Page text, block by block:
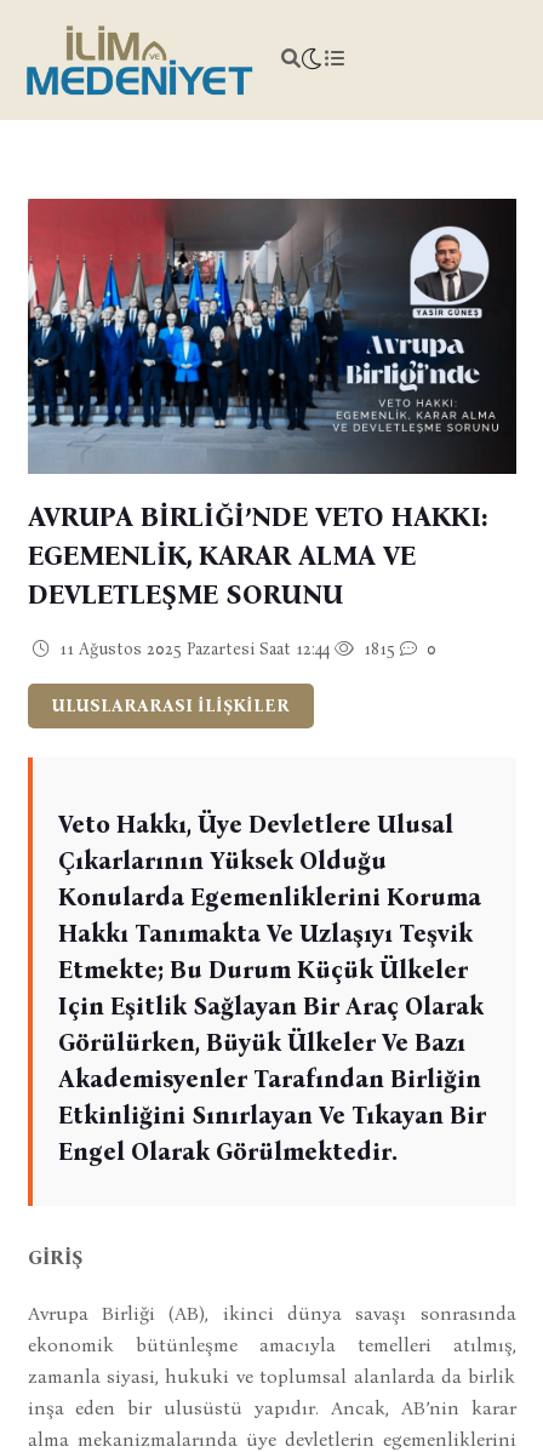
AVRUPA BİRLİĞİ’NDE VETO HAKKI:
EGEMENLİK, KARAR ALMA VE
DEVLETLEŞME SORUNU
11 Ağustos 2025 Pazartesi Saat 12:44 1815 0
ULUSLARARASI İLİŞKİLER
Veto Hakkı, Üye Devletlere Ulusal
Çıkarlarının Yüksek Olduğu
Konularda Egemenliklerini Koruma
Hakkı Tanımakta Ve Uzlaşıyı Teşvik
Etmekte; Bu Durum Küçük Ülkeler
Için Eşitlik Sağlayan Bir Araç Olarak
Görülürken, Büyük Ülkeler Ve Bazı
Akademisyenler Tarafından Birliğin
Etkinliğini Sınırlayan Ve Tıkayan Bir
Engel Olarak Görülmektedir.
GİRİŞ
Avrupa Birliği (AB), ikinci dünya savaşı sonrasında
ekonomik bütünleşme amacıyla temelleri atılmış,
zamanla siyasi, hukuki ve toplumsal alanlarda da birlik
inşa eden bir ulusüstü yapıdır. Ancak, AB’nin karar
alma mekanizmalarında üye devletlerin egemenliklerini